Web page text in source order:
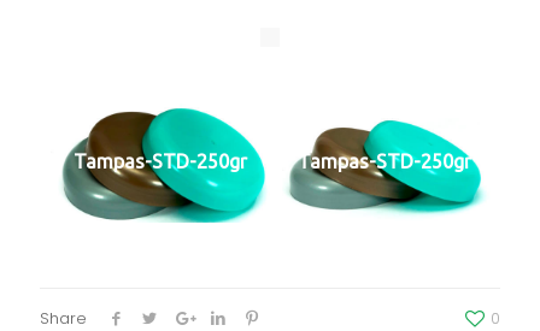
Tampas-STD-250gr Tampas-STD-250gr
Share 0